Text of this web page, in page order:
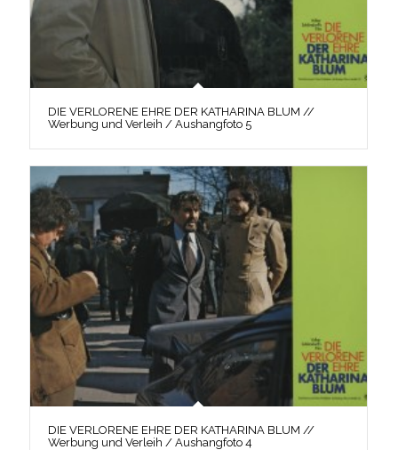
DIE VERLORENE EHRE DER KATHARINA BLUM //
Werbung und Verleih / Aushangfoto 5
DIE VERLORENE EHRE DER KATHARINA BLUM //
Werbung und Verleih / Aushangfoto 4